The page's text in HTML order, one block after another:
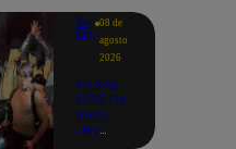
Yo
Soy
08 de
agosto
2026
Yo Soy
2026 EN
VIVO:
Jely